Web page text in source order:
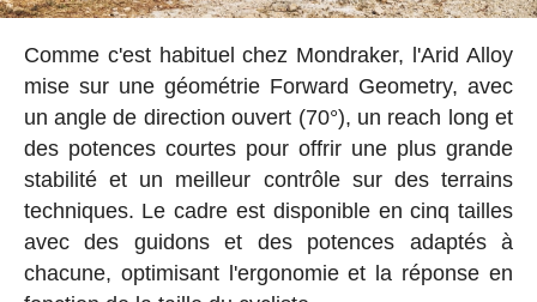
Comme c'est habituel chez Mondraker, l'Arid Alloy
mise sur une géométrie Forward Geometry, avec
un angle de direction ouvert (70°), un reach long et
des potences courtes pour offrir une plus grande
stabilité et un meilleur contrôle sur des terrains
techniques. Le cadre est disponible en cinq tailles
avec des guidons et des potences adaptés à
chacune, optimisant l'ergonomie et la réponse en